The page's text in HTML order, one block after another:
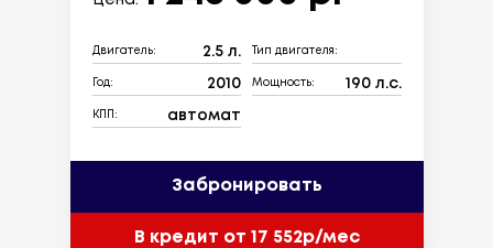
Двигатель: 2.5 л. Тип двигателя:
Год: 2010 Мощность: 190 л.с.
КПП: автомат
Забронировать
В кредит от 17 552р/мес